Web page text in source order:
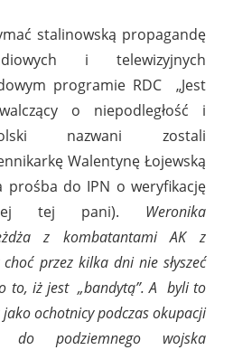
stalinowską propagandę
i telewizyjnych
programie RDC „Jest
o niepodległość i
nazwani zostali
Walentynę Łojewską
do IPN o weryfikację
tej pani). Weronika
z kombatantami AK z
przez kilka dni nie słyszeć
to, iż jest „bandytą”. A byli to
jako ochotnicy podczas okupacji
do podziemnego wojska